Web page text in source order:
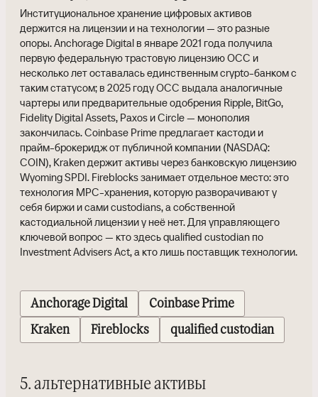
Институциональное хранение цифровых активов
держится на лицензии и на технологии — это разные
опоры. Anchorage Digital в январе 2021 года получила
первую федеральную трастовую лицензию OCC и
несколько лет оставалась единственным crypto-банком с
таким статусом; в 2025 году OCC выдала аналогичные
чартеры или предварительные одобрения Ripple, BitGo,
Fidelity Digital Assets, Paxos и Circle — монополия
закончилась. Coinbase Prime предлагает кастоди и
прайм-брокеридж от публичной компании (NASDAQ:
COIN), Kraken держит активы через банковскую лицензию
Wyoming SPDI. Fireblocks занимает отдельное место: это
технология MPC-хранения, которую разворачивают у
себя биржи и сами custodians, а собственной
кастодиальной лицензии у неё нет. Для управляющего
ключевой вопрос — кто здесь qualified custodian по
Investment Advisers Act, а кто лишь поставщик технологии.
Anchorage Digital Coinbase Prime
Kraken Fireblocks qualified custodian
5. альтернативные активы